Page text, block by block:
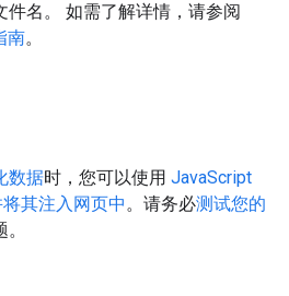
件名。 如需了解详情，请参阅
南。
数据时，您可以使用 JavaScript
其注入网页中。请务必测试您的